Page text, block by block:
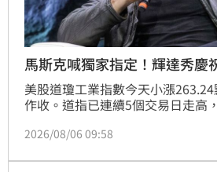
馬斯克喊獨家指定！輝達秀慶
美股道瓊工業指數今天小漲
作收。道指已連續5個交易日走高
指將獨家使用輝達系統打造巨型數
2026/08/06 09:58